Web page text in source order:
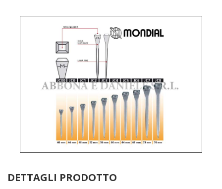
DETTAGLI PRODOTTO